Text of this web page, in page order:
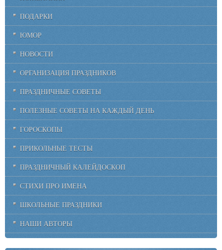
ПОДАРКИ
ЮМОР
НОВОСТИ
ОРГАНИЗАЦИЯ ПРАЗДНИКОВ
ПРАЗДНИЧНЫЕ СОВЕТЫ
ПОЛЕЗНЫЕ СОВЕТЫ НА КАЖДЫЙ ДЕНЬ
ГОРОСКОПЫ
ПРИКОЛЬНЫЕ ТЕСТЫ
ПРАЗДНИЧНЫЙ КАЛЕЙДОСКОП
СТИХИ ПРО ИМЕНА
ШКОЛЬНЫЕ ПРАЗДНИКИ
НАШИ АВТОРЫ